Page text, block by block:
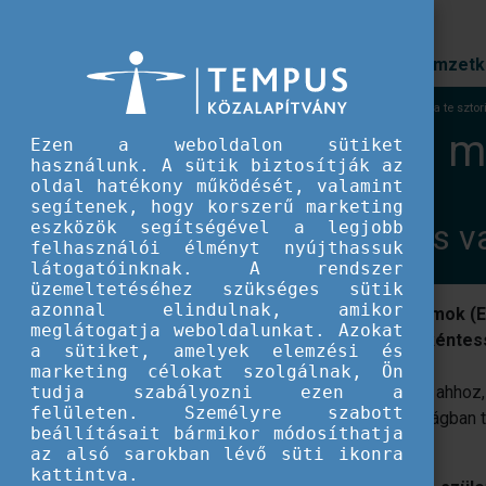
Prioritások
EU IFJÚSÁG Az önkéntesség menő - mondd el a te
Az önkéntesség
Te is Mindennapi Hős
Felhívás az európai önkéntes programok
Önkéntes Szolgálat és Erasmus+
Nem kell bűnüldöző szuperhősnek lenni
egy-egy segítő kézzel, egy idegen
kezdődnek.
Ezen a weboldalon sütiket
használunk. A sütik biztosítják az
oldal hatékony működését, valamint
segítenek, hogy korszerű marketing
eszközök segítségével a legjobb
felhasználói élményt nyújthassuk
látogatóinknak. A rendszer
üzemeltetéséhez szükséges sütik
azonnal elindulnak, amikor
meglátogatja weboldalunkat. Azokat
a sütiket, amelyek elemzési és
marketing célokat szolgálnak, Ön
tudja szabályozni ezen a
felületen. Személyre szabott
beállításait bármikor módosíthatja
az alsó sarokban lévő süti ikonra
kattintva.